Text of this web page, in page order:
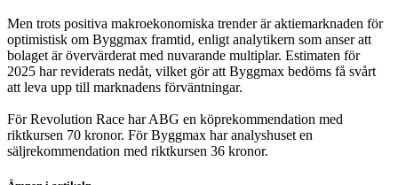
Men trots positiva makroekonomiska trender är aktiemarknaden för
optimistisk om Byggmax framtid, enligt analytikern som anser att
bolaget är övervärderat med nuvarande multiplar. Estimaten för
2025 har reviderats nedåt, vilket gör att Byggmax bedöms få svårt
att leva upp till marknadens förväntningar.
För Revolution Race har ABG en köprekommendation med
riktkursen 70 kronor. För Byggmax har analyshuset en
säljrekommendation med riktkursen 36 kronor.